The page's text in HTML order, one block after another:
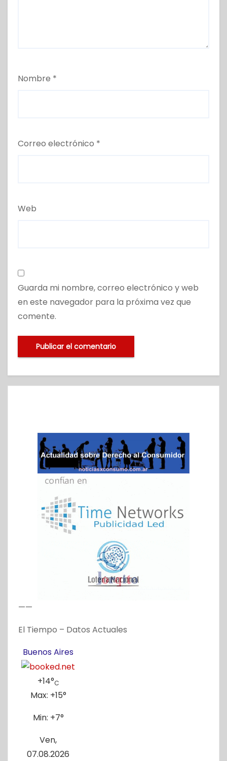
Nombre *
Correo electrónico *
Web
Guarda mi nombre, correo electrónico y web
en este navegador para la próxima vez que
comente.
——
El Tiempo – Datos Actuales
Buenos Aires
+14°C
Max: +15°
Min: +7°
Ven,
07.08.2026